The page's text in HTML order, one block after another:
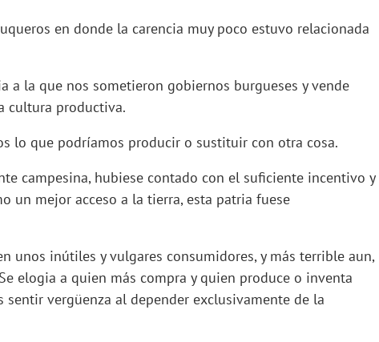
en donde la carencia muy poco estuvo relacionada
a la que nos sometieron gobiernos burgueses y vende
cultura productiva.
lo que podríamos producir o sustituir con otra cosa.
campesina, hubiese contado con el suficiente incentivo y
un mejor acceso a la tierra, esta patria fuese
unos inútiles y vulgares consumidores, y más terrible aun,
elogia a quien más compra y quien produce o inventa
sentir vergüenza al depender exclusivamente de la